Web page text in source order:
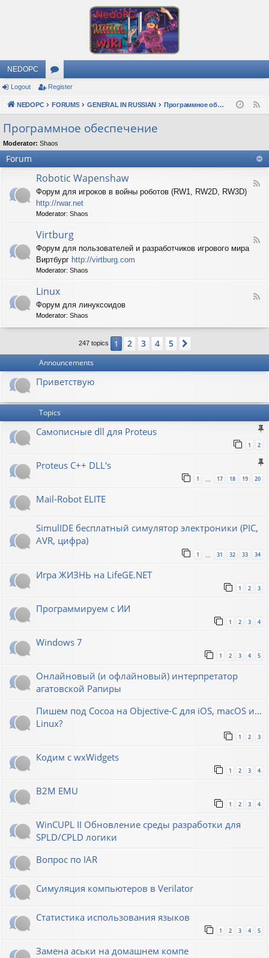
NEDOPC
or
u
s
Logout Register
NEDOPC FORUMS GENERAL IN RUSSIAN Программное обеспечение
Программное обеспечение
Moderator: Shaos
Forum
F
o
i
W
e
h
Robotic Wapenshaw
Форум для игроков в войны роботов (RW1, RW2D, RW3D)
http://rwar.net
Moderator: Shaos
F
b
g
Virtburg
Форум для пользователей и разработчиков игрового мира
Виртбург http://virtburg.com
Moderator: Shaos
F
i
u
Linux
Форум для линуксоидов
Moderator: Shaos
247 topics 1 2 3 4 5
Announcements
Приветствую
Topics
Самописные dll для Proteus
1 2
Proteus C++ DLL's
1 … 17 18 19 20
Mail-Robot ELITE
SimulIDE бесплатный симулятор электроники (PIC,
AVR, цифра)
1 31 32 33 34
Игра ЖИЗНЬ на LifeGE.NET
1 2 3
Программируем с ИИ
1 2 3 4
Windows 7
1 2 3 4 5
Онлайновый (и офлайновый) интерпретатор
агатовской Рапиры
Пишем под Cocoa на Objective-C для iOS, macOS и...
Linux?
1 2 3
Кодим с wxWidgets
1 2 3 4
B2M EMU
1 2 3 4
WinCUPL II Обновление среды разработки для
SPLD/CPLD логики
Вопрос по IAR
Симуляция компьютеров в Verilator
Статистика использования языков
1 2 3 4 5
Замена аськи на домашнем компе